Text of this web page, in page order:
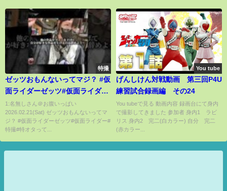
特撮
ゼッツおもんないってマジ？ #仮
面ライダーゼッツ#仮面ライダー
#特撮#特オタ
1:名無しさん＠お腹いっぱい
2026.02.21(Sat) ゼッツおもんないってマ
ジ？ #仮面ライダーゼッツ#仮面ライダー#
特撮#特オタって...
You tube
げんしけん対戦動画 第三回P4U
練習試合録画編 その24
You tubeで見る 動画内容 録画台にて身内
で撮影してきました 参加者 身内1 ラビ
リス 身内2 完二(白カラー) 自分 完二
(赤カラー...